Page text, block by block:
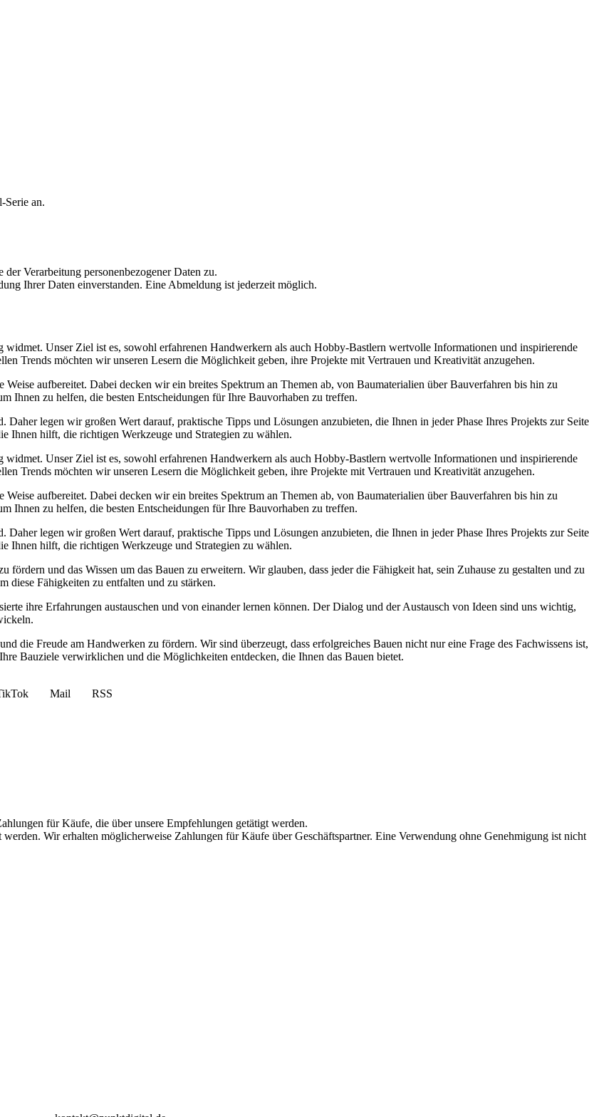
Serie an.
Verarbeitung personenbezogener Daten zu.
Ihrer Daten einverstanden. Eine Abmeldung ist jederzeit möglich.
Unser Ziel ist es, sowohl erfahrenen Handwerkern als auch Hobby-Bastlern wertvolle Informationen und inspirierende
Trends möchten wir unseren Lesern die Möglichkeit geben, ihre Projekte mit Vertrauen und Kreativität anzugehen.
aufbereitet. Dabei decken wir ein breites Spektrum an Themen ab, von Baumaterialien über Bauverfahren bis hin zu
Ihnen zu helfen, die besten Entscheidungen für Ihre Bauvorhaben zu treffen.
legen wir großen Wert darauf, praktische Tipps und Lösungen anzubieten, die Ihnen in jeder Phase Ihres Projekts zur Seite
Ihnen hilft, die richtigen Werkzeuge und Strategien zu wählen.
Unser Ziel ist es, sowohl erfahrenen Handwerkern als auch Hobby-Bastlern wertvolle Informationen und inspirierende
Trends möchten wir unseren Lesern die Möglichkeit geben, ihre Projekte mit Vertrauen und Kreativität anzugehen.
aufbereitet. Dabei decken wir ein breites Spektrum an Themen ab, von Baumaterialien über Bauverfahren bis hin zu
Ihnen zu helfen, die besten Entscheidungen für Ihre Bauvorhaben zu treffen.
legen wir großen Wert darauf, praktische Tipps und Lösungen anzubieten, die Ihnen in jeder Phase Ihres Projekts zur Seite
Ihnen hilft, die richtigen Werkzeuge und Strategien zu wählen.
und das Wissen um das Bauen zu erweitern. Wir glauben, dass jeder die Fähigkeit hat, sein Zuhause zu gestalten und zu
diese Fähigkeiten zu entfalten und zu stärken.
ihre Erfahrungen austauschen und von einander lernen können. Der Dialog und der Austausch von Ideen sind uns wichtig,
die Freude am Handwerken zu fördern. Wir sind überzeugt, dass erfolgreiches Bauen nicht nur eine Frage des Fachwissens ist,
Bauziele verwirklichen und die Möglichkeiten entdecken, die Ihnen das Bauen bietet.
Mail
RSS
für Käufe, die über unsere Empfehlungen getätigt werden.
Wir erhalten möglicherweise Zahlungen für Käufe über Geschäftspartner. Eine Verwendung ohne Genehmigung ist nicht